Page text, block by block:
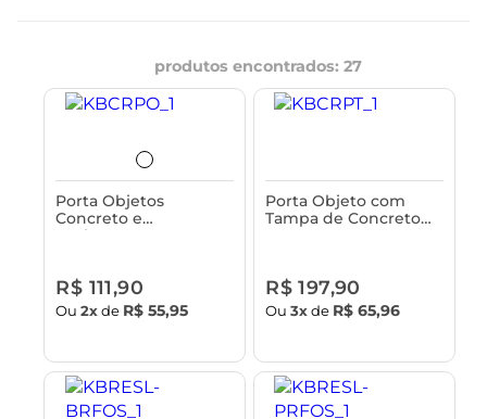
produtos encontrados: 27
Porta Objetos
Concreto e
Acabamento em
R$ 111,90
Ou2xde R$ 55,95
Porta Objeto com
Tampa de Concreto
R$ 197,90
Ou3xde R$ 65,96